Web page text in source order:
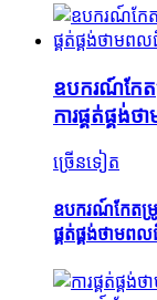
ឧបករណ៍កែត
ការផ្គត់ផ្គង់
ច្រើនទៀត
ឧបករណ៍កែតម្រូ
ផ្គត់ផ្គង់ថាមព